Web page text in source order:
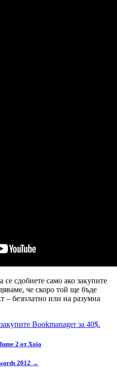
се сдобиете само ако закупите
че скоро той ще бъде
– безплатно или на разумна
Bookmanager за 40$.
2 от Xoio
2012 →